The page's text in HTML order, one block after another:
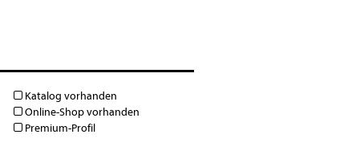
Katalog vorhanden
Online-Shop vorhanden
Premium-Profil